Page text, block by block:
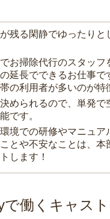
残る閑静でゆったりと
お掃除代行のスタッフ
延長でできるお仕事で
の利用者が多いのが特
められるので、単発で
です。
境での研修やマニュ
とや不安なことは、本
します！
で働くキャス